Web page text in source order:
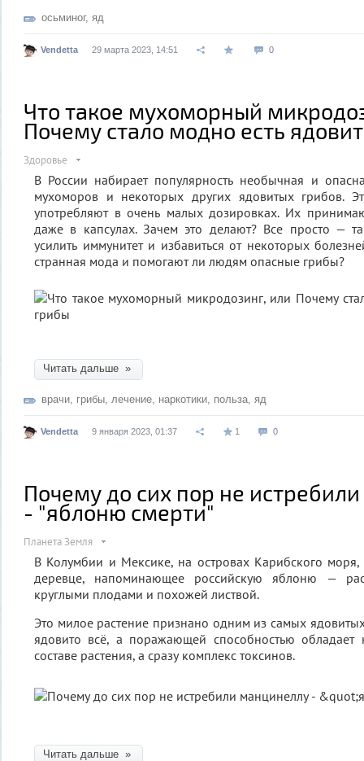
осьминог, яд
Vendetta 29 марта 2023, 14:51 0
Что такое мухоморный
Почему стало модно есть
Здоровье
В России набирает популярность необычная и
мухоморов и некоторых других ядовитых грибов.
употребляют в очень малых дозировках. Их
даже в капсулах. Зачем это делают? Все просто —
усилить иммунитет и избавиться от некоторых
странная мода и помогают ли людям опасные грибы?
Читать дальше »
врачи, грибы, лечение, наркотики, польза, яд
Vendetta 9 января 2023, 01:37 1 0
Почему до сих пор не
- "яблоню смерти"
Планета Земля
В Колумбии и Мексике, на островах Карибского моря,
деревце, напоминающее российскую яблоню —
круглыми плодами и похожей листвой.
Это милое растение признано одним из самых
ядовито всё, а поражающей способностью
составе растения, а сразу комплекс токсинов.
Читать дальше »